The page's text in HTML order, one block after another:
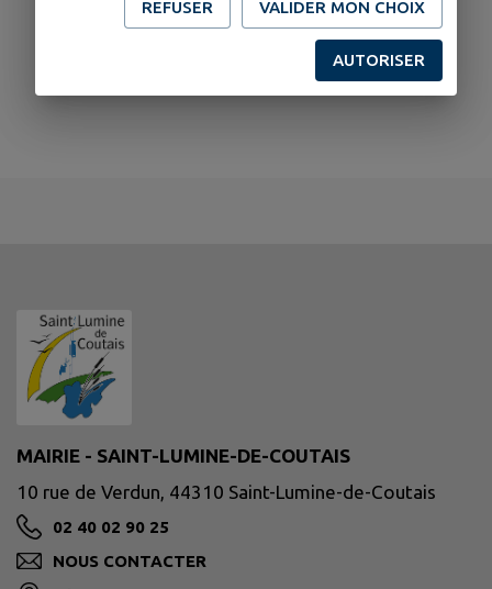
MAIRIE - SAINT-LUMINE-DE-COUTAIS
10 rue de Verdun, 44310 Saint-Lumine-de-Coutais
02 40 02 90 25
NOUS CONTACTER
REFUSER VALIDER MON CHOIX
AUTORISER